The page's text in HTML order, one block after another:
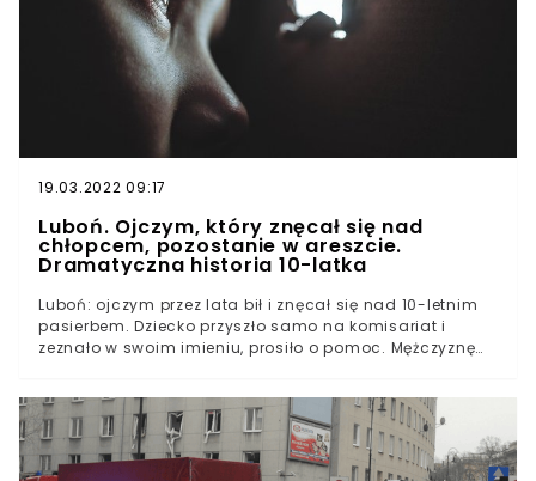
19.03.2022 09:17
Luboń. Ojczym, który znęcał się nad
chłopcem, pozostanie w areszcie.
Dramatyczna historia 10-latka
Luboń: ojczym przez lata bił i znęcał się nad 10-letnim
pasierbem. Dziecko przyszło samo na komisariat i
zeznało w swoim imieniu, prosiło o pomoc. Mężczyznę
maju tego roku. Przypadek dokładnie opisała "Gazeta
Wyborcza".